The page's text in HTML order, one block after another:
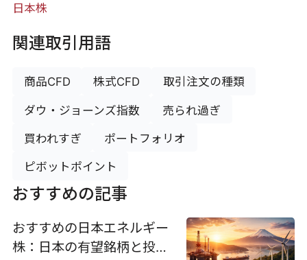
日本株
関連取引用語
商品CFD 株式CFD 取引注文の種類
ダウ・ジョーンズ指数 売られ過ぎ
買われすぎ ポートフォリオ
ピボットポイント
おすすめの記事
おすすめの日本エネルギー
株：日本の有望銘柄と投資